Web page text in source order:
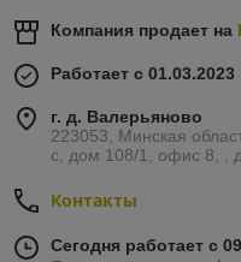
Компания продает на
Работает с 01.03.2023
г. д. Валерьяново
223053, Минская
с, дом 108/1, офис 8, ,
Контакты
Сегодня работает с